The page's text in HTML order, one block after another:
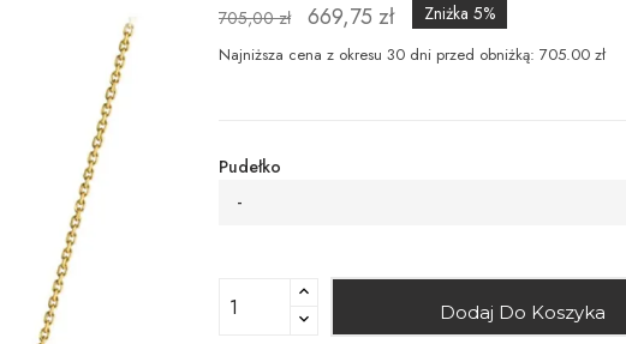
705,00 zł 669,75 zł Zniżka 5%
Najniższa cena z okresu 30 dni przed obniżką: 705.00 zł
Pudełko
-
Dodaj Do Koszyka